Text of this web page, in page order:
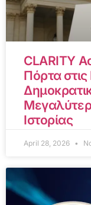
CLARITY
Πόρτα στις
Ιστορίας
April 28, 2026